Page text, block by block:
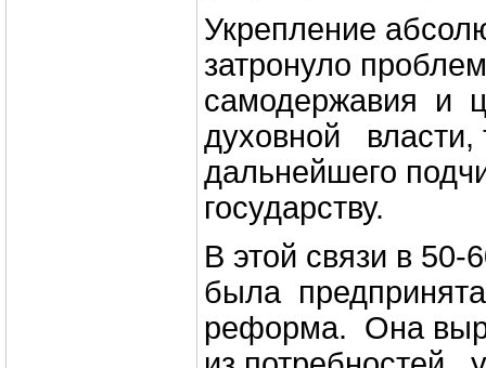
Укрепление
затронуло
самодержавия и
духовной власти,
дальнейшего
государству.
В этой связи в
была
реформа. Она